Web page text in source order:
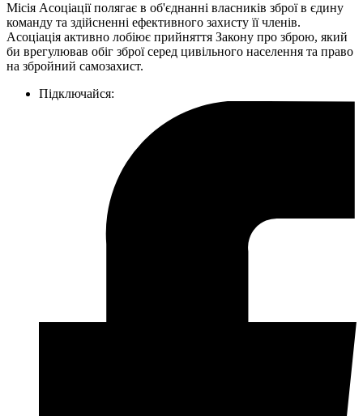
Місія Асоціації полягає в об'єднанні власників зброї в єдину
команду та здійсненні ефективного захисту її членів.
Асоціація активно лобіює прийняття Закону про зброю, який
би врегулював обіг зброї серед цивільного населення та право
на збройний самозахист.
Підключайся: